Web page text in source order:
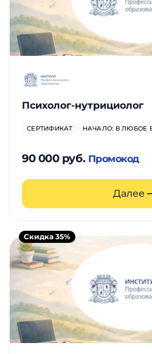
Психолог-нутрициолог
СЕРТИФИКАТ НАЧАЛО: В ЛЮБОЕ
90 000 руб. Промокод
Далее
Скидка 35%